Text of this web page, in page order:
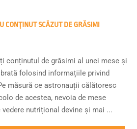
CONȚINUT SCĂZUT DE GRĂSIMI
conținutul de grăsimi al unei mese și
folosind informațiile privind
măsură ce astronauții călătoresc
de acestea, nevoia de mese
nutrițional devine și mai ...